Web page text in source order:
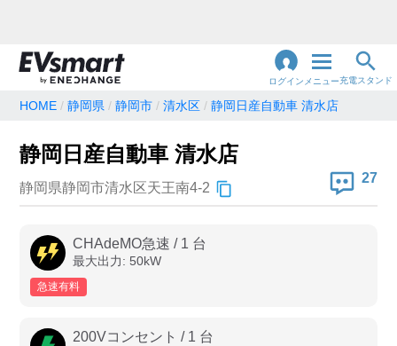
ログイン メニュー充電スタンド
地名・観光スポット・住所で検索
充電器の種類
急速充電器のみ表示
高速道路上のみ表示
HOME 静岡県 静岡市 清水区 静岡日産自動車 清水店
静岡日産自動車 清水店
静岡県静岡市清水区天王南4-2
27
CHAdeMO急速 / 1 台
最大出力: 50kW
急速有料
200Vコンセント / 1 台